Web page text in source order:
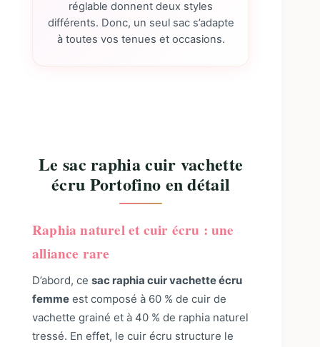
réglable donnent deux styles
différents. Donc, un seul sac s’adapte
à toutes vos tenues et occasions.
Le sac raphia cuir vachette
écru Portofino en détail
Raphia naturel et cuir écru : une
alliance rare
D’abord, ce sac raphia cuir vachette écru
femme est composé à 60 % de cuir de
vachette grainé et à 40 % de raphia naturel
tressé. En effet, le cuir écru structure le